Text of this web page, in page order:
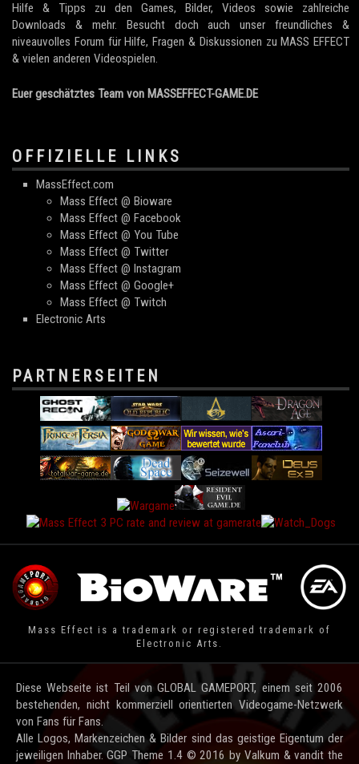
Hilfe & Tipps zu den Games, Bilder, Videos sowie zahlreiche
Downloads & mehr. Besucht doch auch unser freundliches &
niveauvolles Forum für Hilfe, Fragen & Diskussionen zu MASS EFFECT
& vielen anderen Videospielen.
Euer geschätztes Team von MASSEFFECT-GAME.DE
OFFIZIELLE LINKS
MassEffect.com
Mass Effect @ Bioware
Mass Effect @ Facebook
Mass Effect @ You Tube
Mass Effect @ Twitter
Mass Effect @ Instagram
Mass Effect @ Google+
Mass Effect @ Twitch
Electronic Arts
PARTNERSEITEN
Mass Effect is a trademark or registered trademark of
Electronic Arts.
Diese Webseite ist Teil von GLOBAL GAMEPORT, einem seit 2006
bestehenden, nicht kommerziell orientierten Videogame-Netzwerk
von Fans für Fans.
Alle Logos, Markenzeichen & Bilder sind das geistige Eigentum der
jeweiligen Inhaber. GGP Theme 1.4 © 2016 by Valkum & vandit the